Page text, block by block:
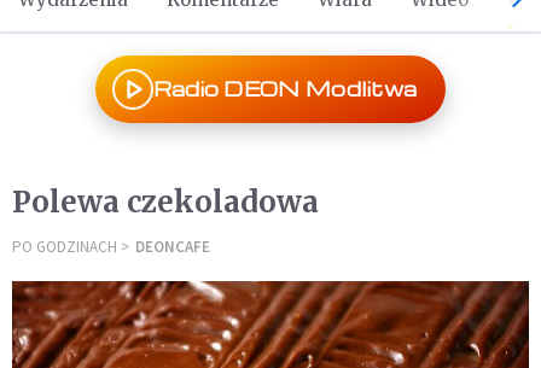
Radio DEON Modlitwa
Polewa czekoladowa
PO GODZINACH DEONCAFE